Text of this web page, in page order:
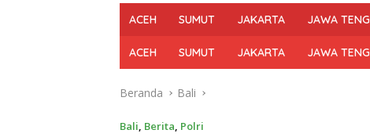
ACEH SUMUT JAKARTA JAWA
ACEH SUMUT JAKARTA JAWA
Beranda Bali
Bali, Berita, Polri